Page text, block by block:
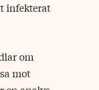
infekterat
om
mot